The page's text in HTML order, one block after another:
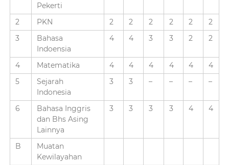
Pekerti
2 PKN 2 2 2 2 2
2
3
Bahasa
Indoensia
4 4 3 3 2 2
4 Matematika 4 4 4 4 4
4
5
Sejarah
Indonesia
3 3 – – – –
6
Bahasa Inggris
dan Bhs Asing
Lainnya
3 3 3 3 4 4
B
Muatan
Kewilayahan